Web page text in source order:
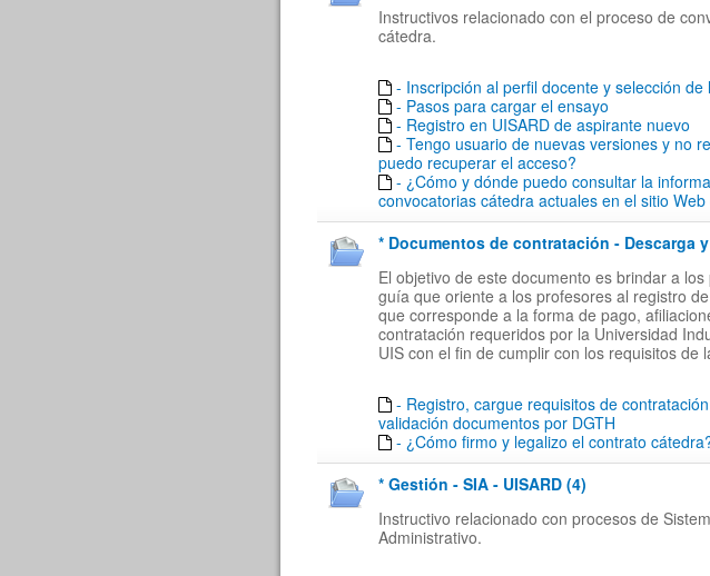
Instructivos relacionado con el proceso de
cátedra.
- Inscripción al perfil docente y selección de
- Pasos para cargar el ensayo
- Registro en UISARD de aspirante nuevo
- Tengo usuario de nuevas versiones y no
puedo recuperar el acceso?
- ¿Cómo y dónde puedo consultar la
convocatorias cátedra actuales en el sitio
* Documentos de contratación - Descarga
El objetivo de este documento es brindar a
guía que oriente a los profesores al registro
que corresponde a la forma de pago,
contratación requeridos por la Universidad
UIS con el fin de cumplir con los requisitos de
- Registro, cargue requisitos de
validación documentos por DGTH
- ¿Cómo firmo y legalizo el contrato
* Gestión - SIA - UISARD (4)
Instructivo relacionado con procesos de
Administrativo.